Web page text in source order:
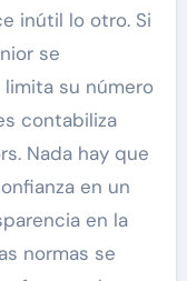
inútil lo otro. Si
se
su número
contabiliza
Nada hay que
en un
en la
normas se